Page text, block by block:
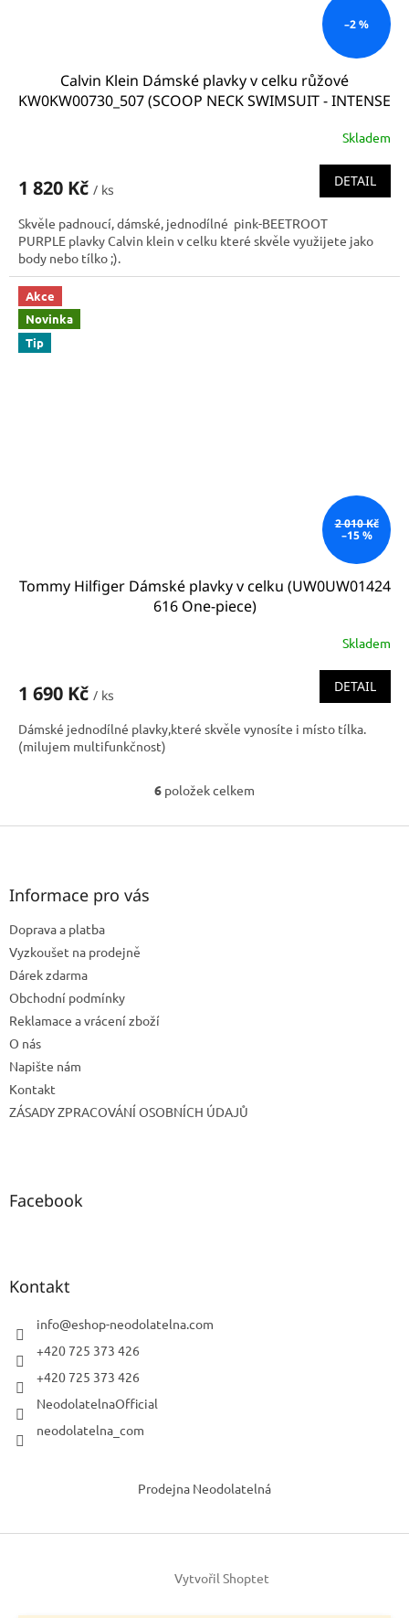
–2 %
Calvin Klein Dámské plavky v celku růžové
KW0KW00730_507 (SCOOP NECK SWIMSUIT - INTENSE
Skladem
1 820 Kč / ks
DETAIL
Skvěle padnoucí, dámské, jednodílné pink-BEETROOT
PURPLE plavky Calvin klein v celku které skvěle využijete jako
body nebo tílko ;).
Akce
Novinka
Tip
2 010 Kč
–15 %
Tommy Hilfiger Dámské plavky v celku (UW0UW01424
616 One-piece)
Skladem
1 690 Kč / ks
DETAIL
Dámské jednodílné plavky,které skvěle vynosíte i místo tílka.
(milujem multifunkčnost)
O
l
u
6 položek celkem
Z
Informace pro vás
Doprava a platba
Vyzkoušet na prodejně
Dárek zdarma
Obchodní podmínky
Reklamace a vrácení zboží
O nás
Napište nám
Kontakt
ZÁSADY ZPRACOVÁNÍ OSOBNÍCH ÚDAJŮ
Facebook
Kontakt
info@eshop-neodolatelna.com
+420 725 373 426
+420 725 373 426
NeodolatelnaOfficial
neodolatelna_com
Prodejna Neodolatelná
Vytvořil Shoptet